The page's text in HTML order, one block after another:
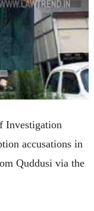
Investigation
accusations in
Quddusi via the